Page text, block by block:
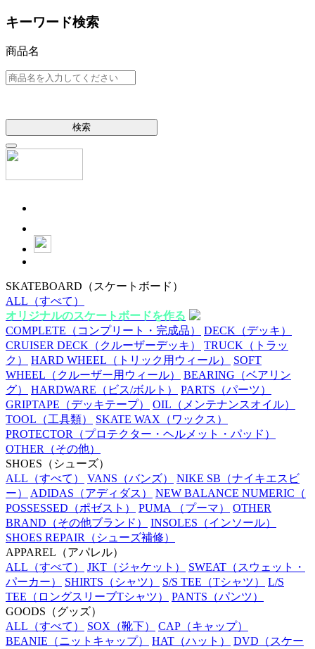
キーワード検索
商品名
検索
SKATEBOARD （スケートボード）
ALL （すべて）
オリジナルのスケートボードを作る
COMPLETE （コンプリート・完成品） DECK （デッキ）
CRUISER DECK （クルーザーデッキ） TRUCK （トラッ
ク）
HARD WHEEL （トリック用ウィール）
SOFT
WHEEL （クルーザー用ウィール） BEARING （ベアリン
グ）
HARDWARE （ビス/ボルト） PARTS （パーツ）
GRIPTAPE （デッキテープ） OIL （メンテナンスオイル）
TOOL （工具類） SKATE WAX （ワックス）
PROTECTOR （プロテクター・ヘルメット・パッド）
OTHER （その他）
SHOES （シューズ）
ALL （すべて） VANS （バンズ） NIKE SB （ナイキエスビ
ー）
ADIDAS （アディダス） NEW BALANCE NUMERIC （
POSSESSED （ポゼスト） PUMA （プーマ）
OTHER
BRAND （その他ブランド） INSOLES （インソール）
SHOES REPAIR （シューズ補修）
APPAREL （アパレル）
ALL （すべて） JKT （ジャケット） SWEAT （スウェット・
パーカー）
SHIRTS （シャツ） S/S TEE （Tシャツ）
L/S
TEE （ロングスリーブTシャツ） PANTS （パンツ）
GOODS （グッズ）
ALL （すべて） SOX （靴下） CAP （キャップ）
BEANIE （ニットキャップ） HAT （ハット） DVD （スケー